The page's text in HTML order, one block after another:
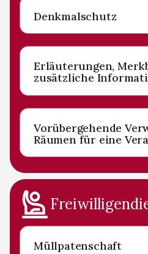
Denkmalschutz
Erläuterungen,
zusätzliche
Vorübergehende
Räumen für eine
Müllpatenschaft